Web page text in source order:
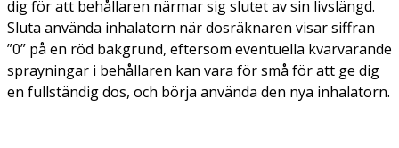
dig för att behållaren närmar sig slutet av sin livslängd.
Sluta använda inhalatorn när dosräknaren visar siffran
”0” på en röd bakgrund, eftersom eventuella kvarvarande
sprayningar i behållaren kan vara för små för att ge dig
en fullständig dos, och börja använda den nya inhalatorn.